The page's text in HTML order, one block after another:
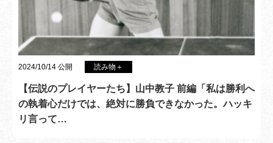
2024/10/14 公開 読み物＋
【伝説のプレイヤーたち】山中教子 前編「私は勝利へ
の執着心だけでは、絶対に勝負できなかった。ハッキ
リ言って…